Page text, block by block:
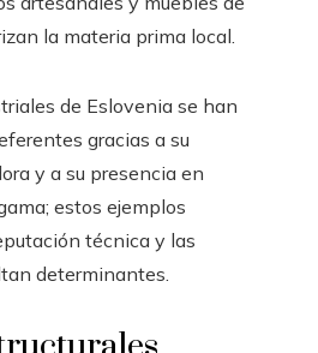
la materia prima local.
de Eslovenia se han
gracias a su
y a su presencia en
estos ejemplos
técnica y las
determinantes.